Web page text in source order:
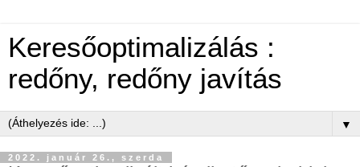
Keresőoptimalizálás :
redőny, redőny javítás
▼
2022. január 26., szerda